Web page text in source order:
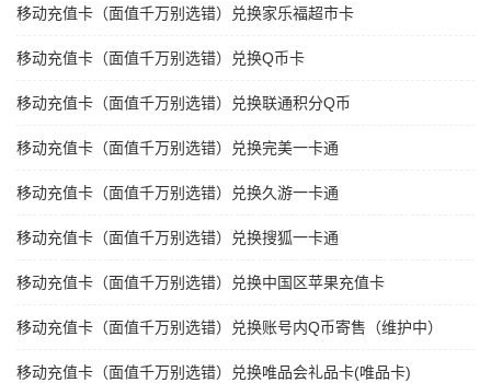
移动充值卡（面值千万别选错）兑换家乐福超市卡
移动充值卡（面值千万别选错）兑换Q币卡
移动充值卡（面值千万别选错）兑换联通积分Q币
移动充值卡（面值千万别选错）兑换完美一卡通
移动充值卡（面值千万别选错）兑换久游一卡通
移动充值卡（面值千万别选错）兑换搜狐一卡通
移动充值卡（面值千万别选错）兑换中国区苹果充值卡
移动充值卡（面值千万别选错）兑换账号内Q币寄售（维护中）
移动充值卡（面值千万别选错）兑换唯品会礼品卡(唯品卡)